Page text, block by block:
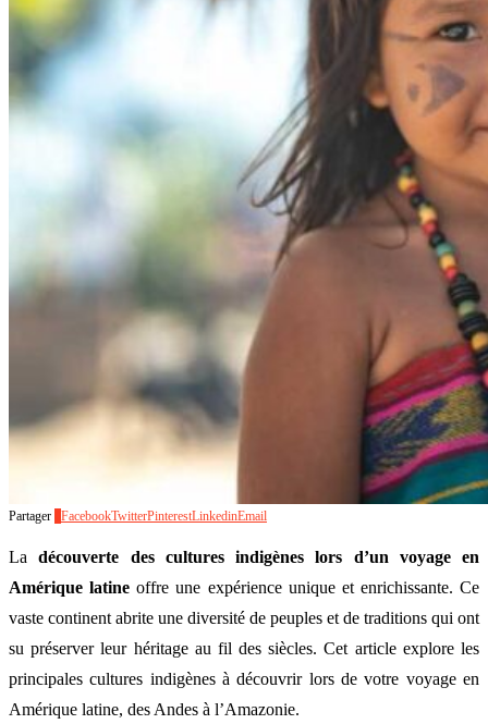
Partager FacebookTwitterPinterestLinkedinEmail
Ladécouverte des cultures indigènes lors d’un voyage en
Amérique latine offre une expérience unique et enrichissante. Ce
vaste continent abrite une diversité de peuples et de traditions qui ont
su préserver leur héritage au fil des siècles. Cet article explore les
principales cultures indigènes à découvrir lors de votre voyage en
Amérique latine, des Andes à l’Amazonie.